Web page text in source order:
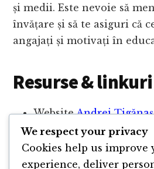
și medii. Este nevoie să
învățare și să te asiguri că
angajați și motivați în
Resurse &
WebsiteAndrei Țigănaș
Andrei pe Linkedin
Ghid de Lifestyle Design
We respect your privacy
Cookies help us improve
experience, deliver